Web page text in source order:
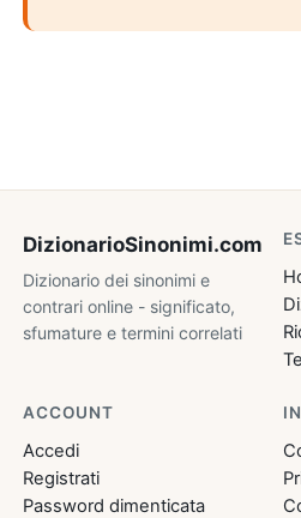
DizionarioSinonimi.com
Dizionario dei sinonimi e
contrari online - significato,
sfumature e termini correlati
ACCOUNT
Accedi
Registrati
Password dimenticata